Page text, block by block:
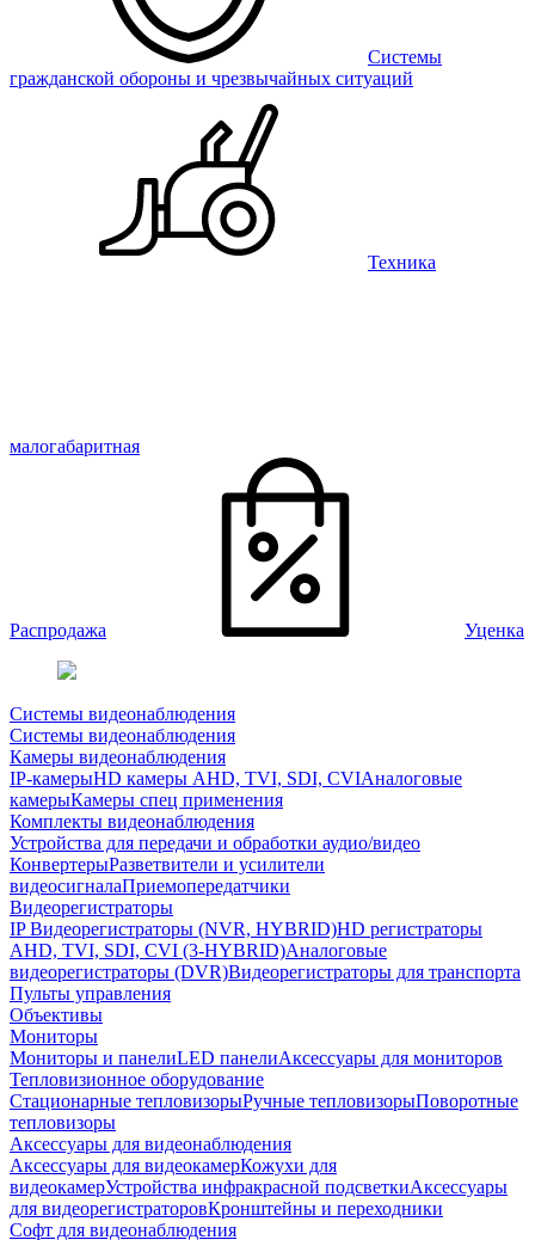
Системы
гражданской обороны и чрезвычайных ситуаций
Техника
малогабаритная
Распродажа Уценка
Системы видеонаблюдения
Системы видеонаблюдения
Камеры видеонаблюдения
IP-камерыHD камеры AHD, TVI, SDI, CVIАналоговые
камерыКамеры спец применения
Комплекты видеонаблюдения
Устройства для передачи и обработки аудио/видео
КонвертерыРазветвители и усилители
видеосигналаПриемопередатчики
Видеорегистраторы
IP Видеорегистраторы (NVR, HYBRID)HD регистраторы
AHD, TVI, SDI, CVI (3-HYBRID)Аналоговые
видеорегистраторы (DVR)Видеорегистраторы для транспорта
Пульты управления
Объективы
Мониторы
Мониторы и панелиLED панелиАксессуары для мониторов
Тепловизионное оборудование
Стационарные тепловизорыРучные тепловизорыПоворотные
тепловизоры
Аксессуары для видеонаблюдения
Аксессуары для видеокамерКожухи для
видеокамерУстройства инфракрасной подсветкиАксессуары
для видеорегистраторовКронштейны и переходники
Софт для видеонаблюдения